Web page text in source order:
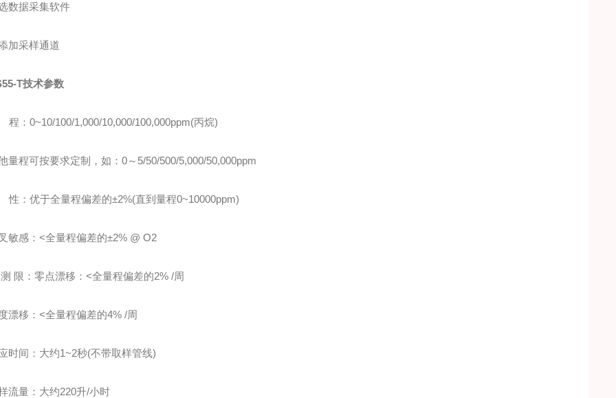
据采集软件
采样通道
T技术参数
0~10/100/1,000/10,000/100,000ppm(丙烷)
程可按要求定制，如：0～5/50/500/5,000/50,000ppm
优于全量程偏差的±2%(直到量程0~10000ppm)
感：<全量程偏差的±2% @ O2
：零点漂移：<全量程偏差的2% /周
移：<全量程偏差的4% /周
间：大约1~2秒(不带取样管线)
量：大约220升/小时